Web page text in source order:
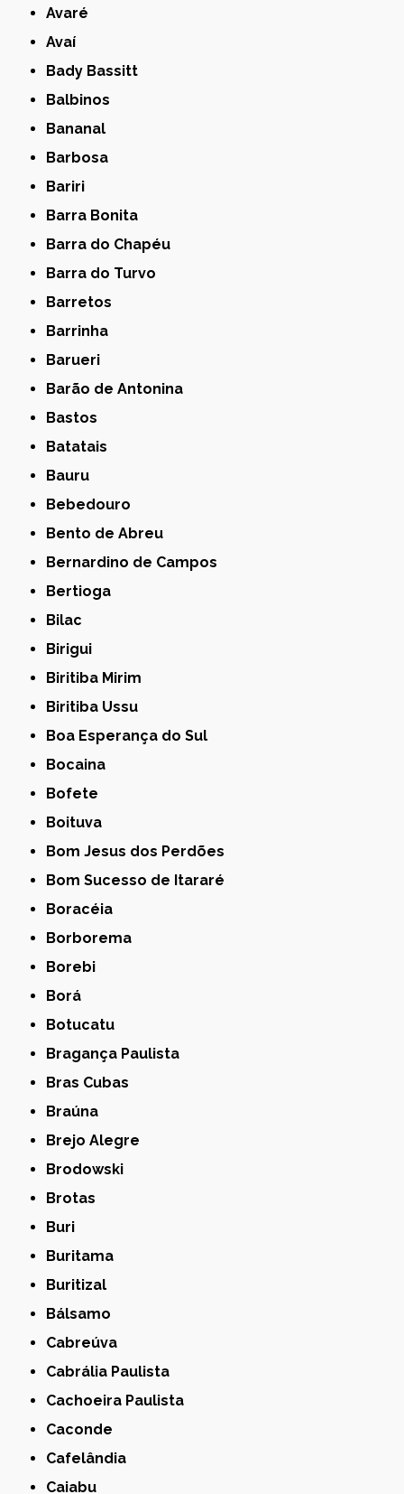
Avaré
Avaí
Bady Bassitt
Balbinos
Bananal
Barbosa
Bariri
Barra Bonita
Barra do Chapéu
Barra do Turvo
Barretos
Barrinha
Barueri
Barão de Antonina
Bastos
Batatais
Bauru
Bebedouro
Bento de Abreu
Bernardino de Campos
Bertioga
Bilac
Birigui
Biritiba Mirim
Biritiba Ussu
Boa Esperança do Sul
Bocaina
Bofete
Boituva
Bom Jesus dos Perdões
Bom Sucesso de Itararé
Boracéia
Borborema
Borebi
Borá
Botucatu
Bragança Paulista
Bras Cubas
Braúna
Brejo Alegre
Brodowski
Brotas
Buri
Buritama
Buritizal
Bálsamo
Cabreúva
Cabrália Paulista
Cachoeira Paulista
Caconde
Cafelândia
Caiabu